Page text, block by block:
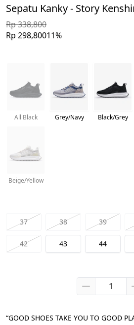
Sepatu Kanky - Story
Rp 338,800
Rp 298,80011%
All Black Grey/Navy Black/Grey
Beige/Yellow
37 38 39
42 43 44
“GOOD SHOES TAKE YOU TO GOOD